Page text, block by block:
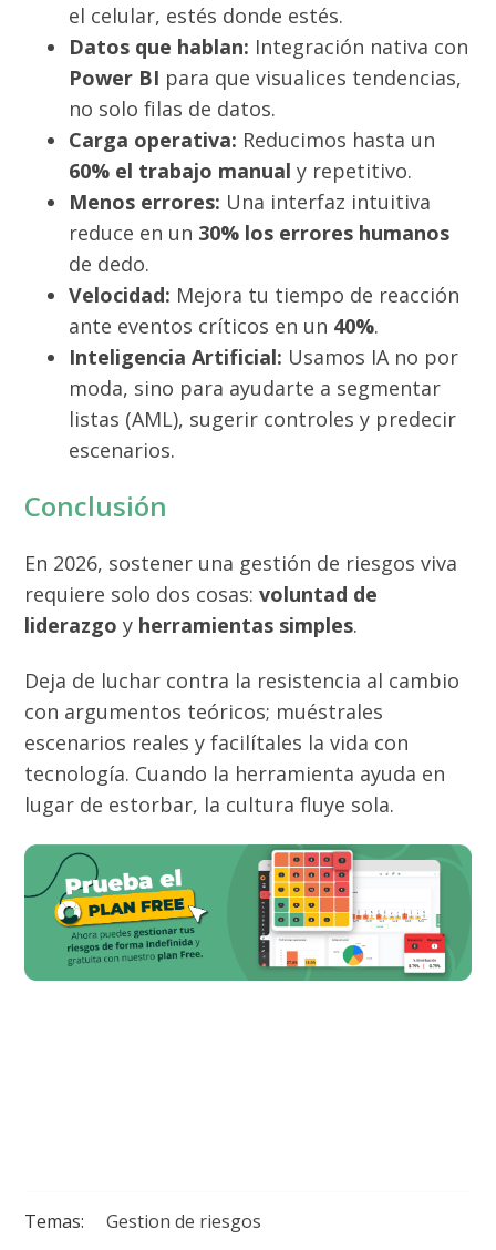
el celular, estés donde estés.
Datos que hablan: Integración nativa con
Power BI para que visualices tendencias,
no solo filas de datos.
Carga operativa: Reducimos hasta un
60% el trabajo manual y repetitivo.
Menos errores: Una interfaz intuitiva
reduce en un 30% los errores humanos
de dedo.
Velocidad: Mejora tu tiempo de reacción
ante eventos críticos en un 40%.
Inteligencia Artificial: Usamos IA no por
moda, sino para ayudarte a segmentar
listas (AML), sugerir controles y predecir
escenarios.
Conclusión
En 2026, sostener una gestión de riesgos viva
requiere solo dos cosas: voluntad de
liderazgo y herramientas simples.
Deja de luchar contra la resistencia al cambio
con argumentos teóricos; muéstrales
escenarios reales y facilítales la vida con
tecnología. Cuando la herramienta ayuda en
lugar de estorbar, la cultura fluye sola.
Temas: Gestion de riesgos